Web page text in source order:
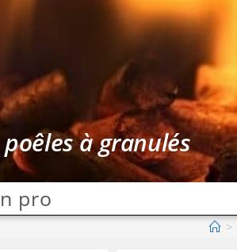
à granulés
pro
>